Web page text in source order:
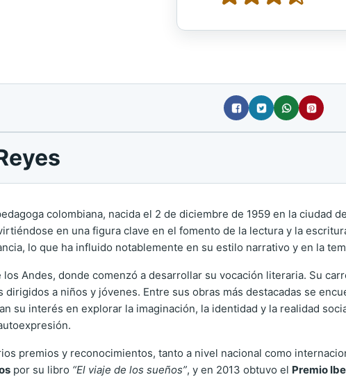
colombiana, nacida el 2 de diciembre de 1959 en la ciudad
en una figura clave en el fomento de la lectura y la
lo que ha influido notablemente en su estilo narrativo y en la
Andes, donde comenzó a desarrollar su vocación literaria. Su
a niños y jóvenes. Entre sus obras más destacadas se
su interés en explorar la imaginación, la identidad y la realidad
premios y reconocimientos, tanto a nivel nacional como
por su libro “El viaje de los sueños”, y en 2013 obtuvo el Premio